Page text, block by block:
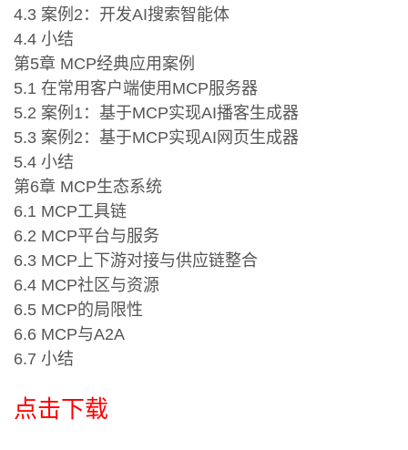
4.3 案例2：开发AI搜索智能体
4.4 小结
第5章 MCP经典应用案例
5.1 在常用客户端使用MCP服务器
5.2 案例1：基于MCP实现AI播客生成器
5.3 案例2：基于MCP实现AI网页生成器
5.4 小结
第6章 MCP生态系统
6.1 MCP工具链
6.2 MCP平台与服务
6.3 MCP上下游对接与供应链整合
6.4 MCP社区与资源
6.5 MCP的局限性
6.6 MCP与A2A
6.7 小结
点击下载